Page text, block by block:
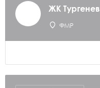
ЖК Тургенев
ФМР